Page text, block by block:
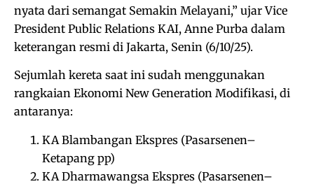
nyata dari semangat Semakin Melayani,” ujar Vice
President Public Relations KAI, Anne Purba dalam
keterangan resmi di Jakarta, Senin (6/10/25).
Sejumlah kereta saat ini sudah menggunakan
rangkaian Ekonomi New Generation Modifikasi, di
antaranya:
KA Blambangan Ekspres (Pasarsenen–
Ketapang pp)
KA Dharmawangsa Ekspres (Pasarsenen–